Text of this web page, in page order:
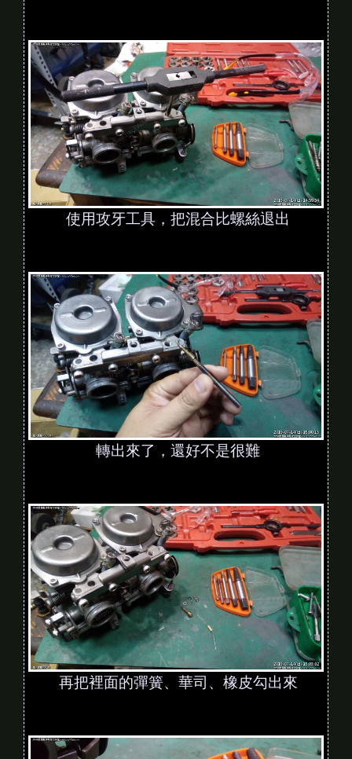
使用攻牙工具，把混合比螺絲退出
轉出來了，還好不是很難
再把裡面的彈簧、華司、橡皮勾出來